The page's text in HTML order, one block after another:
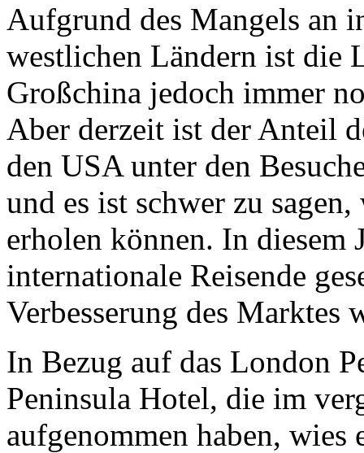
Aufgrund des Mangels an
westlichen Ländern ist die
Großchina jedoch immer
Aber derzeit ist der Anteil
den USA unter den
und es ist schwer zu
erholen können. In diesem
internationale Reisende
Verbesserung des Marktes
In Bezug auf das London
Peninsula Hotel, die im
aufgenommen haben,